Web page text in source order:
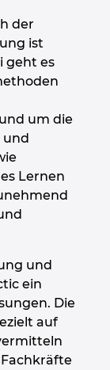
der
ist
geht es
um die
und
Lernen
und
ein
Die
auf